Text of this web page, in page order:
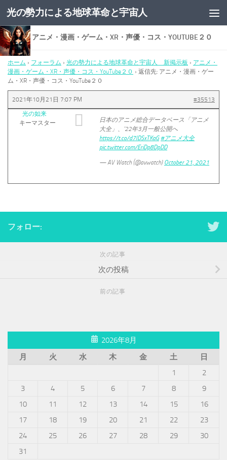
コンテンツへスキップ
光の勢力による地球革命と宇宙人
返信先: アニメ・漫画・ゲーム・XR・声優・コス・YOUTUBE２０
ホーム › フォーラム › 光の勢力による地球革命と宇宙人 新掲示板 › アニメ・
漫画・ゲーム・XR・声優・コス・YouTube２０ › 返信先: アニメ・漫画・ゲー
ム・XR・声優・コス・YouTube２０
2021年10月21日 7:07 PM
#35513
光の如来
キーマスター
日本のアニメ総合データベース「アニメ
大全」、'22年3月一般公開へ
https://t.co/d7lDSxTKaG #アニメ大全
pic.twitter.com/EriDp8DpDD
— AV Watch (@avwatch) October 21, 2021
フォロー:
次の記事
次の投稿
前の記事
2026年8月
月
火 水 木 金 土
日
1
2
3
4 5 6 7 8
9
10
11 12 13 14 15
16
17
18 19 20 21 22
23
24
25 26 27 28 29
30
31